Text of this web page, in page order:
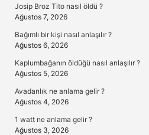
Josip Broz Tito nasıl öldü ?
Ağustos 7, 2026
Bağımlı bir kişi nasıl anlaşılır ?
Ağustos 6, 2026
Kaplumbağanın öldüğü nasıl anlaşılır ?
Ağustos 5, 2026
Avadanlık ne anlama gelir ?
Ağustos 4, 2026
1 watt ne anlama gelir ?
Ağustos 3, 2026